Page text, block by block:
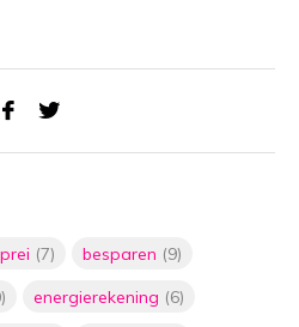
(7) besparen (9)
energierekening (6)